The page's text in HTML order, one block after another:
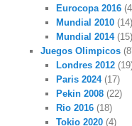
Eurocopa 2016
Mundial 2010 (14)
Mundial 2014(15)
Juegos Olimpicos
Londres 2012
Paris 2024(17)
Pekin 2008 (22)
Rio 2016 (18)
Tokio 2020 (4)